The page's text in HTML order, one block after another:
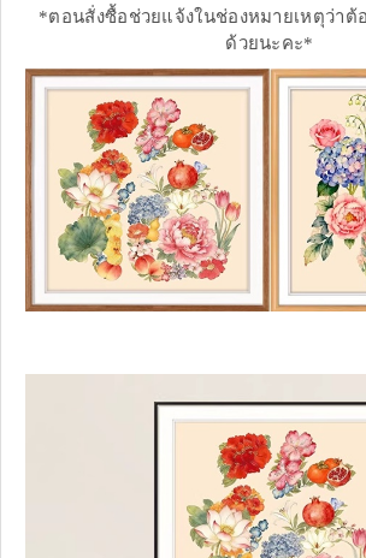
*ตอนสั่งซื้อช่วยแจ้งในช่องหมายเหตุว่าต้
ด้วยนะคะ*